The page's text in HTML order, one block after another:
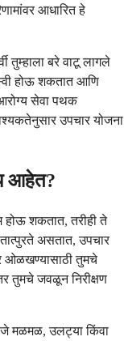
आधारित हे
तुम्हाला बरे वाटू लागले
होऊ शकतात आणि
सेवा पथक
उपचार योजना
आहेत?
होऊ शकतात, तरीही ते
असतात, उपचार
ओळखण्यासाठी तुमचे
तुमचे जवळून निरीक्षण
मळमळ, उलट्या किंवा